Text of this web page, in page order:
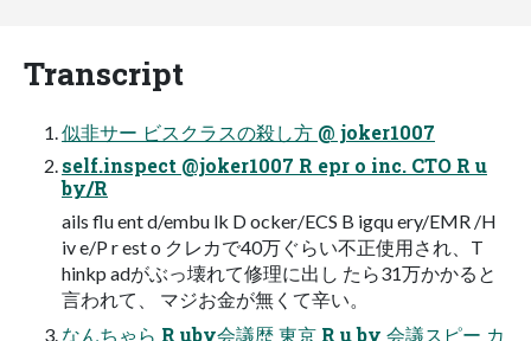
Transcript
似非サー ビスクラスの殺し方 @ joker1007
self.inspect @joker1007 R epr o inc. CTO R u
by/R
ails flu ent d/embu lk D ocker/ECS B igqu ery/EMR /H
iv e/P r est o クレカで40万ぐらい不正使用され、T
hinkp adがぶっ壊れて修理に出し たら31万かかると
言われて、 マジお金が無くて辛い。
なんちゃら R uby会議歴 東京 R u by 会議スピー カ